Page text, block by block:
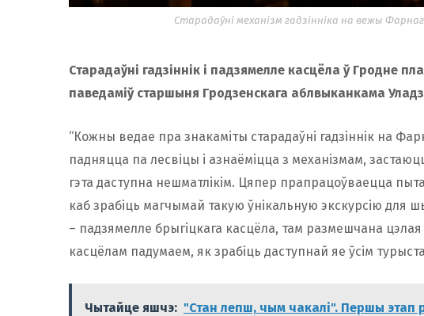
Старадаўні механізм гадзінніка на вежы
Старадаўні гадзіннік і падзямелле касцёла ў Гродне
паведаміў старшыня Гродзенскага аблвыканкама
“Кожны ведае пра знакаміты старадаўні гадзіннік на
падняцца па лесвіцы і азнаёміцца з механізмам,
гэта даступна нешматлікім. Цяпер прапрацоўваецца
каб зрабіць магчымай такую ўнікальную экскурсію для
– падзямелле брыгіцкага касцёла, там размешчана
касцёлам падумаем, як зрабіць даступнай яе ўсім
Чытайце яшчэ: "Стан лепш, чым чакалі". Першы этап